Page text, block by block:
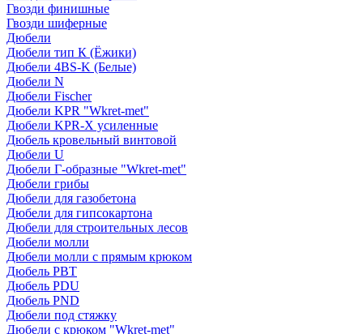
Гвозди финишные
Гвозди шиферные
Дюбели
Дюбели тип К (Ёжики)
Дюбели 4BS-K (Белые)
Дюбели N
Дюбели Fischer
Дюбели KPR "Wkret-met"
Дюбели KPR-Х усиленные
Дюбель кровельный винтовой
Дюбели U
Дюбели Г-образные "Wkret-met"
Дюбели грибы
Дюбели для газобетона
Дюбели для гипсокартона
Дюбели для строительных лесов
Дюбели молли
Дюбели молли с прямым крюком
Дюбель PBT
Дюбель PDU
Дюбель PND
Дюбели под стяжку
Дюбели с крюком "Wkret-met"